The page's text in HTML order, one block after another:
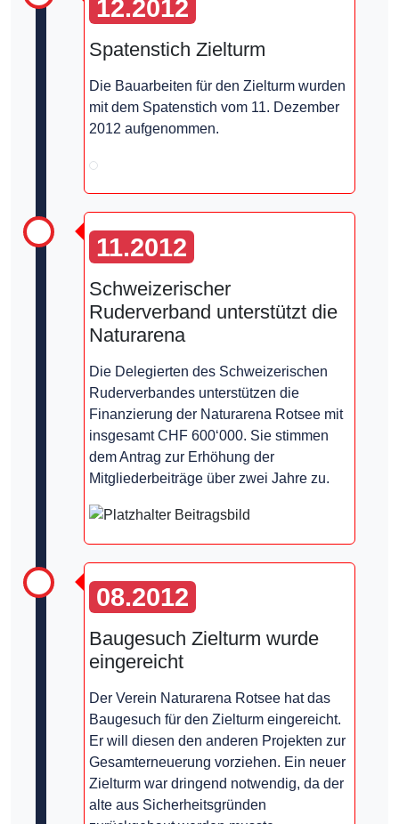
12.2012
Spatenstich Zielturm
Die Bauarbeiten für den Zielturm wurden
mit dem Spatenstich vom 11. Dezember
2012 aufgenommen.
11.2012
Schweizerischer
Ruderverband unterstützt die
Naturarena
Die Delegierten des Schweizerischen
Ruderverbandes unterstützen die
Finanzierung der Naturarena Rotsee mit
insgesamt CHF 600‘000. Sie stimmen
dem Antrag zur Erhöhung der
Mitgliederbeiträge über zwei Jahre zu.
08.2012
Baugesuch Zielturm wurde
eingereicht
Der Verein Naturarena Rotsee hat das
Baugesuch für den Zielturm eingereicht.
Er will diesen den anderen Projekten zur
Gesamterneuerung vorziehen. Ein neuer
Zielturm war dringend notwendig, da der
alte aus Sicherheitsgründen